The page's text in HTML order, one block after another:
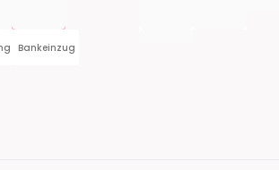
Bankeinzug